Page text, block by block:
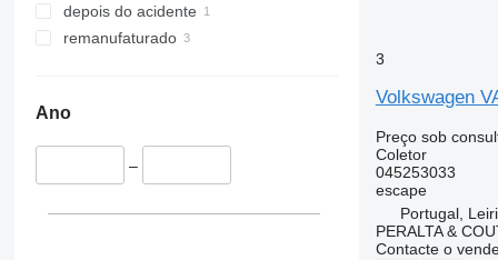
depois do acidente
remanufaturado
Ano
–
3
Volkswagen
Preço sob
Coletor
045253033
escape
Portugal,
PERALTA &
Contacte o